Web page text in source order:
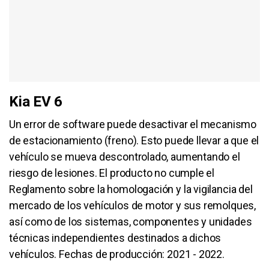
Kia EV 6
Un error de software puede desactivar el mecanismo
de estacionamiento (freno). Esto puede llevar a que el
vehículo se mueva descontrolado, aumentando el
riesgo de lesiones. El producto no cumple el
Reglamento sobre la homologación y la vigilancia del
mercado de los vehículos de motor y sus remolques,
así como de los sistemas, componentes y unidades
técnicas independientes destinados a dichos
vehículos. Fechas de producción: 2021 - 2022.